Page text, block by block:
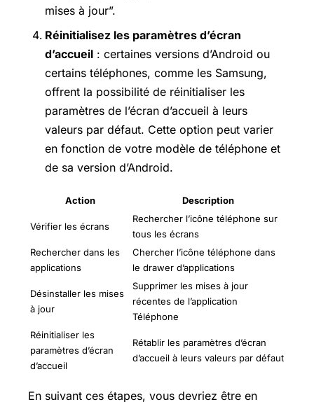
mises à jour”.
Réinitialisez les paramètres d’écran
d’accueil : certaines versions d’Android ou
certains téléphones, comme les Samsung,
offrent la possibilité de réinitialiser les
paramètres de l’écran d’accueil à leurs
valeurs par défaut. Cette option peut varier
en fonction de votre modèle de téléphone et
de sa version d’Android.
Action Description
Vérifier les écrans
Rechercher l’icône téléphone sur
tous les écrans
Rechercher dans les
applications
Chercher l’icône téléphone dans
le drawer d’applications
Désinstaller les mises
à jour
Supprimer les mises à jour
récentes de l’application
Téléphone
Réinitialiser les
paramètres d’écran
d’accueil
Rétablir les paramètres d’écran
d’accueil à leurs valeurs par défaut
En suivant ces étapes, vous devriez être en